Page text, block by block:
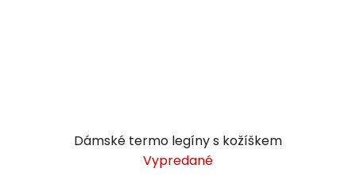
Dámské termo legíny s kožíškem
Vypredané